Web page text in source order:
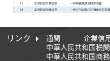
リンク 通関
企業信
中華人民共和国税
中華人民共和国商